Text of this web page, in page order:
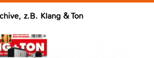
z.B. Klang & Ton